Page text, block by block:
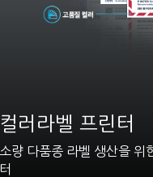
컬러라벨 프린터
소량 다품종 라벨 생산을 위
터